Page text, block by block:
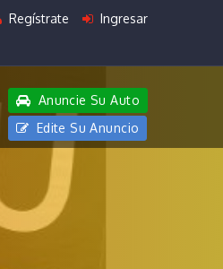
Regístrate Ingresar
Anuncie Su Auto
Edite Su Anuncio